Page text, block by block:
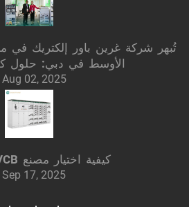
تُبهر شركة غرين باور إلكتريك في
الأوسط في دبي: حلول
Aug 02, 2025
كيفية اختيار مصنع VCB موثوق
Sep 17, 2025